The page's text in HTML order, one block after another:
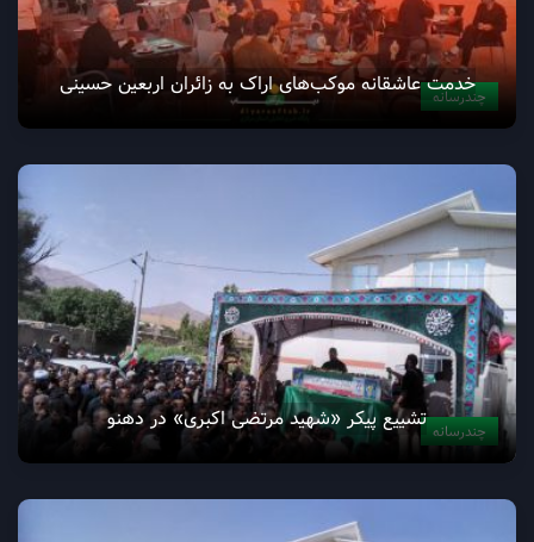
چندرسانه
خدمت عاشقانه موکب‌های اراک به زائران اربعین حسینی
چندرسانه تشییع پیکر «شهید مرتضی اکبری» در دهنو